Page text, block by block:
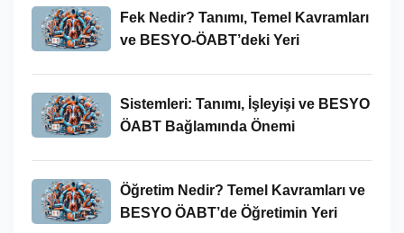
Fek Nedir? Tanımı, Temel Kavramları
ve BESYO-ÖABT’deki Yeri
Sistemleri: Tanımı, İşleyişi ve BESYO
ÖABT Bağlamında Önemi
Öğretim Nedir? Temel Kavramları ve
BESYO ÖABT’de Öğretimin Yeri